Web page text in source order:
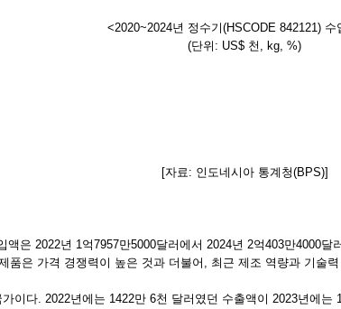
<2020~2024년 정수기(HSCODE 842121) 수
(단위: US$ 천, kg, %)
[자료: 인도네시아 통계청(BPS)]
은 2022년 1억7957만5000달러에서 2024년 2억403만4000
은 가격 경쟁력이 높은 것과 더불어, 최근 제조 역량과 기술
이다. 2022년에는 1422만 6천 달러였던 수출액이 2023년에